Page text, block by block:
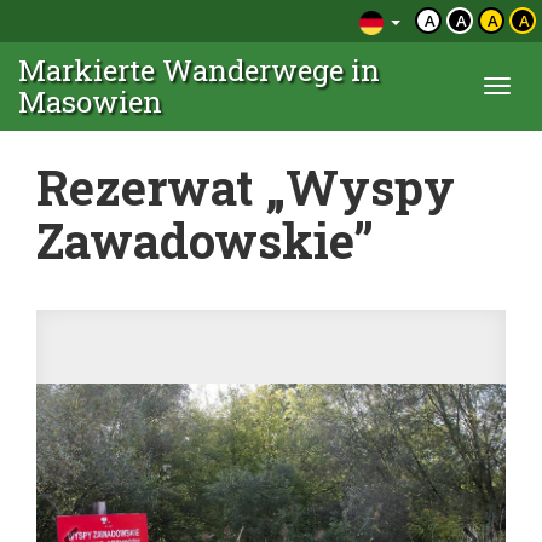
A A A A
Markierte Wanderwege in
Masowien
Rezerwat „Wyspy
Zawadowskie”